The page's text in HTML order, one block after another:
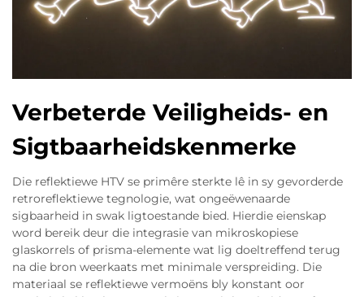
Verbeterde Veiligheids- en
Sigtbaarheidskenmerke
Die reflektiewe HTV se primêre sterkte lê in sy gevorderde
retroreflektiewe tegnologie, wat ongeëwenaarde
sigbaarheid in swak ligtoestande bied. Hierdie eienskap
word bereik deur die integrasie van mikroskopiese
glaskorrels of prisma-elemente wat lig doeltreffend terug
na die bron weerkaats met minimale verspreiding. Die
materiaal se reflektiewe vermoëns bly konstant oor